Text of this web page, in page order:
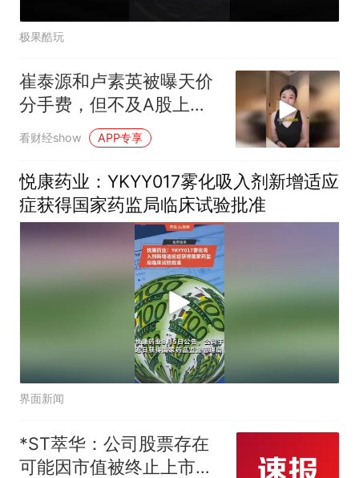
极果酷玩
崔泰源和卢素英被曝天价
分手费，但不及A股上市
公司？
看财经show APP专享
悦康药业：YKYY017雾化吸入剂新增适应
症获得国家药监局临床试验批准
界面新闻
*ST萃华：公司股票存在
可能因市值被终止上市的